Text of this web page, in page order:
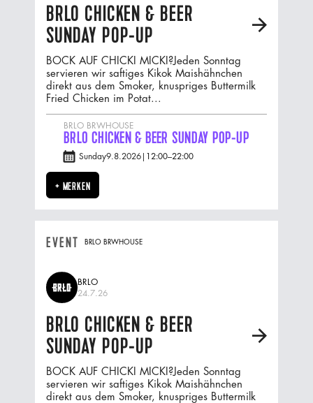
BRLO CHICKEN & BEER
SUNDAY POP-UP A
BOCK AUF CHICKI MICKI?Jeden Sonntag
servieren wir saftiges Kikok Maishähnchen
direkt aus dem Smoker, knuspriges Buttermilk
Fried Chicken im Potat...
BRLO BRWHOUSE
BRLO CHICKEN & BEER SUNDAY POP-UP
Sunday9.8.2026 12:00–22:00
+ MERKEN
EVENT BRLO BRWHOUSE
BRLO
24.7.26
BRLO CHICKEN & BEER
SUNDAY POP-UP A
BOCK AUF CHICKI MICKI?Jeden Sonntag
servieren wir saftiges Kikok Maishähnchen
direkt aus dem Smoker, knuspriges Buttermilk